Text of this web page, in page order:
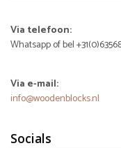
Via telefoon:
Whatsapp of bel
Via e-mail:
info@woodenblocks.nl
Socials